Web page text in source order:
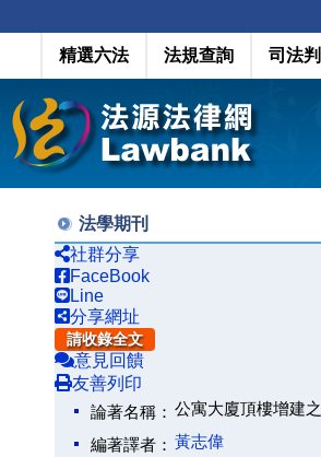
精選六法 法規查詢 司法
法學期刊
社群分享
FaceBook
Line
分享網址
請收錄全文
意見回饋
友善列印
論著名稱： 公寓大廈頂樓增建
編著譯者： 黃志偉